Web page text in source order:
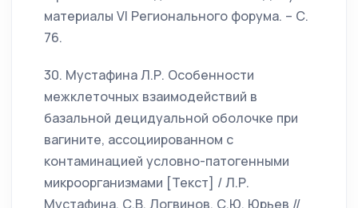
материалы VI Регионального форума. – С.
76.
30. Мустафина Л.Р. Особенности
межклеточных взаимодействий в
базальной децидуальной оболочке при
вагините, ассоциированном с
контаминацией условно-патогенными
микроорганизмами [Текст] / Л.Р.
Мустафина, С.В. Логвинов, С.Ю. Юрьев //